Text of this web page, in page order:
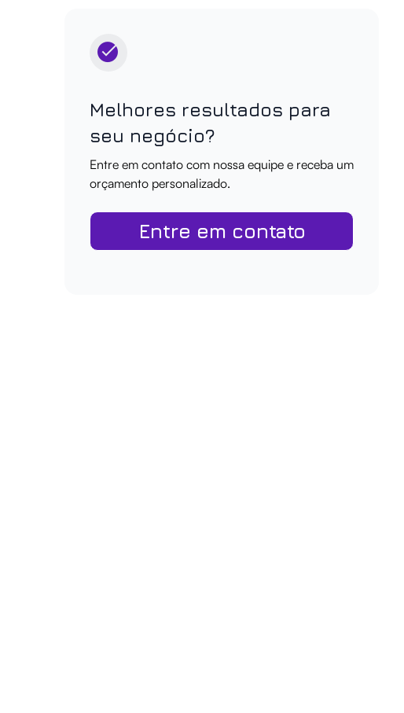
Melhores resultados para
seu negócio?
Entre em contato com nossa equipe e receba um
orçamento personalizado.
Entre em contato